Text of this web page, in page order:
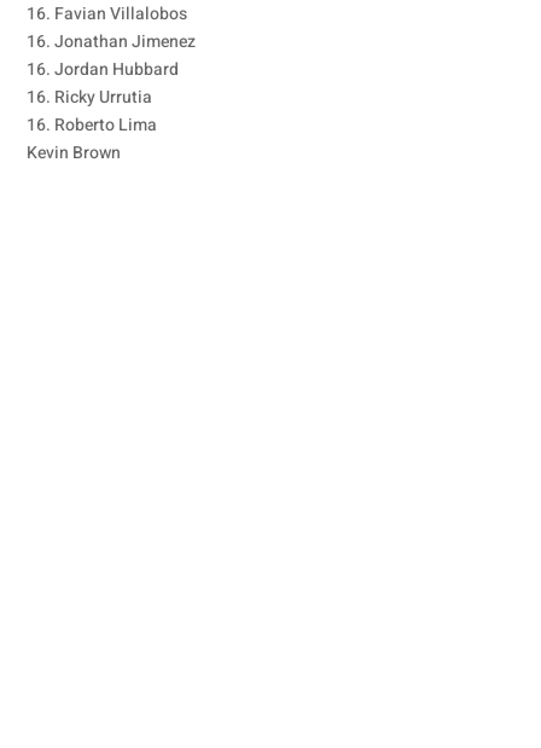
16. Favian Villalobos
16. Jonathan Jimenez
16. Jordan Hubbard
16. Ricky Urrutia
16. Roberto Lima
Kevin Brown